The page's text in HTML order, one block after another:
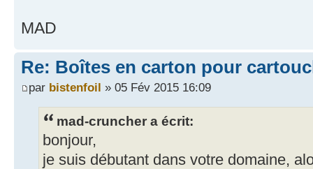
MAD
Re: Boîtes en carton pour
par bistenfoil » 05 Fév 2015 16:09
mad-cruncher a écrit:
bonjour,
je suis débutant dans votre domaine,